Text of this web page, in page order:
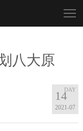
14
2021-07
八大原